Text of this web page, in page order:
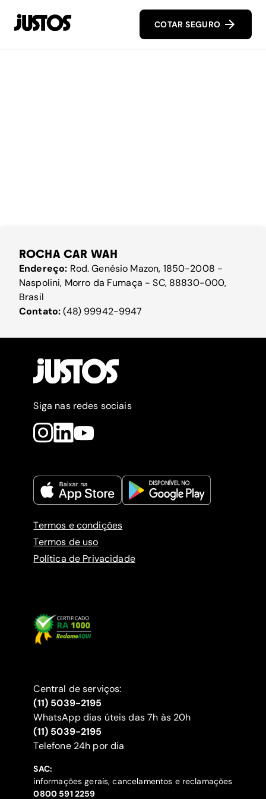
COTAR SEGURO
ROCHA CAR WAH
Endereço: Rod. Genésio Mazon, 1850-2008 -
Naspolini, Morro da Fumaça - SC, 88830-000,
Brasil
Contato:(48) 99942-9947
Siga nas redes sociais
Termos e condições
Termos de uso
Política de Privacidade
Central de serviços:
(11) 5039-2195
WhatsApp dias úteis das 7h às 20h
(11) 5039-2195
‍Telefone 24h por dia
SAC:
informações gerais, cancelamentos e reclamações
‍0800 591 2259